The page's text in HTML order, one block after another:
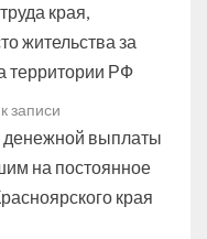
края,
жительства за
территории РФ
к записи
выплаты
на постоянное
края